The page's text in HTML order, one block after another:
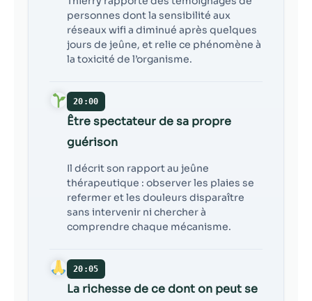
personnes dont la sensibilité aux
réseaux wifi a diminué après quelques
jours de jeûne, et relie ce phénomène à
la toxicité de l’organisme.
20:00
Être spectateur de sa propre
guérison
Il décrit son rapport au jeûne
thérapeutique : observer les plaies se
refermer et les douleurs disparaître
sans intervenir ni chercher à
comprendre chaque mécanisme.
20:05
La richesse de ce dont on peut se